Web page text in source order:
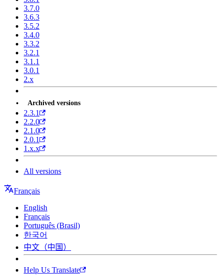
3.7.0
3.6.3
3.5.2
3.4.0
3.3.2
3.2.1
3.1.1
3.0.1
2.x
Archived versions
2.3.1
2.2.0
2.1.0
2.0.1
1.x.x
All versions
Français
English
Français
Português (Brasil)
한국어
中文（中国）
Help Us Translate